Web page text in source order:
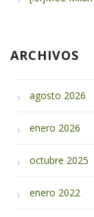
ARCHIVOS
agosto 2026
enero 2026
octubre 2025
enero 2022